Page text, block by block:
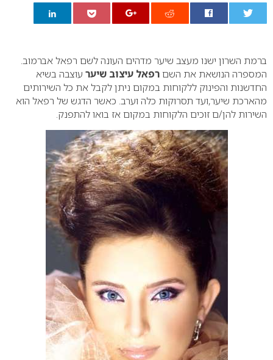
ברמת השרון ישנו מעצב שיער מדהים העונה לשם רפאל אברמוב.
המספרה הנושאת את השם רפאל עיצוב שיער עוצבה בשיא
החדשנות והפינוק ללקוחות במקום ניתן לקבל את כל השירותים
מהארכת שיער,ועד תסרוקות כלה וערב. כאשר הדגש של רפאל הוא
השירות להן/ם זוכים הלקוחות במקום אז בואו להתפנק.